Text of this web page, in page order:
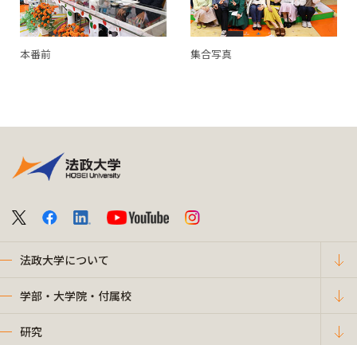
本番前 集合写真
法政大学について
学部・大学院・付属校
研究